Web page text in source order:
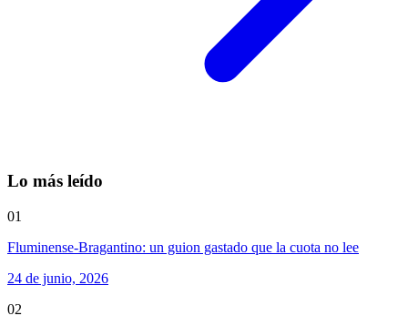
Lo más leído
01
Fluminense-Bragantino: un guion gastado que la cuota no lee
24 de junio, 2026
02